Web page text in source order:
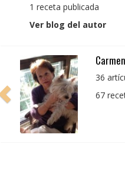
1 receta publicada
Ver blog del autor
Pedro
Cruz